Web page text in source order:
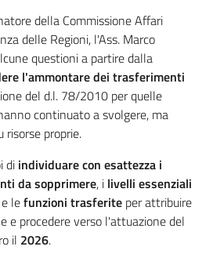
della Commissione Affari
delle Regioni, l'Ass. Marco
questioni a partire dalla
l'ammontare dei trasferimenti
del d.l. 78/2010 per quelle
continuato a svolgere, ma
proprie.
di individuare con esattezza i
da sopprimere, i livelli essenziali
lefunzioni trasferite per attribuire
e procedere verso l'attuazione del
il 2026.